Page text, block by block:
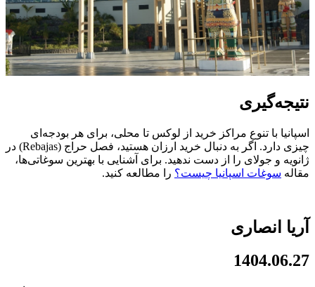
نتیجه‌گیری
اسپانیا با تنوع مراکز خرید از لوکس تا محلی، برای هر بودجه‌ای
چیزی دارد. اگر به دنبال خرید ارزان هستید، فصل حراج (Rebajas) در
ژانویه و جولای را از دست ندهید. برای آشنایی با بهترین سوغاتی‌ها،
مقاله سوغات اسپانیا چیست؟ را مطالعه کنید.
آریا انصاری
1404.06.27